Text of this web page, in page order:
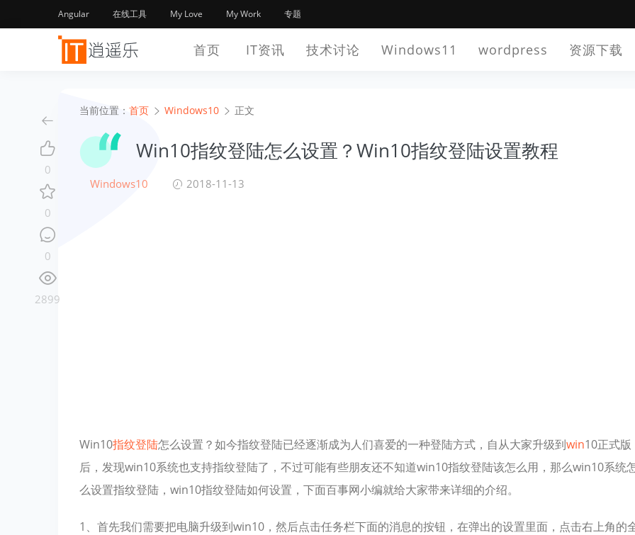
Angular 在线工具 My Love My Work 专题
首页 IT资讯 技术讨论 Windows11 wordpress 资源下载
当前位置： 首页 Windows10 正文
Win10指纹登陆怎么设置？Win10指纹登陆设置教程
Windows10 2018-11-13
Win10指纹登陆怎么设置？如今指纹登陆已经逐渐成为人们喜爱的一种登陆方式，自从大家升级到win10正式版
后，发现win10系统也支持指纹登陆了，不过可能有些朋友还不知道win10指纹登陆该怎么用，那么win10系统
么设置指纹登陆，win10指纹登陆如何设置，下面百事网小编就给大家带来详细的介绍。
1、首先我们需要把电脑升级到win10，然后点击任务栏下面的消息的按钮，在弹出的设置里面，点击右上角的
0
0
0
2899